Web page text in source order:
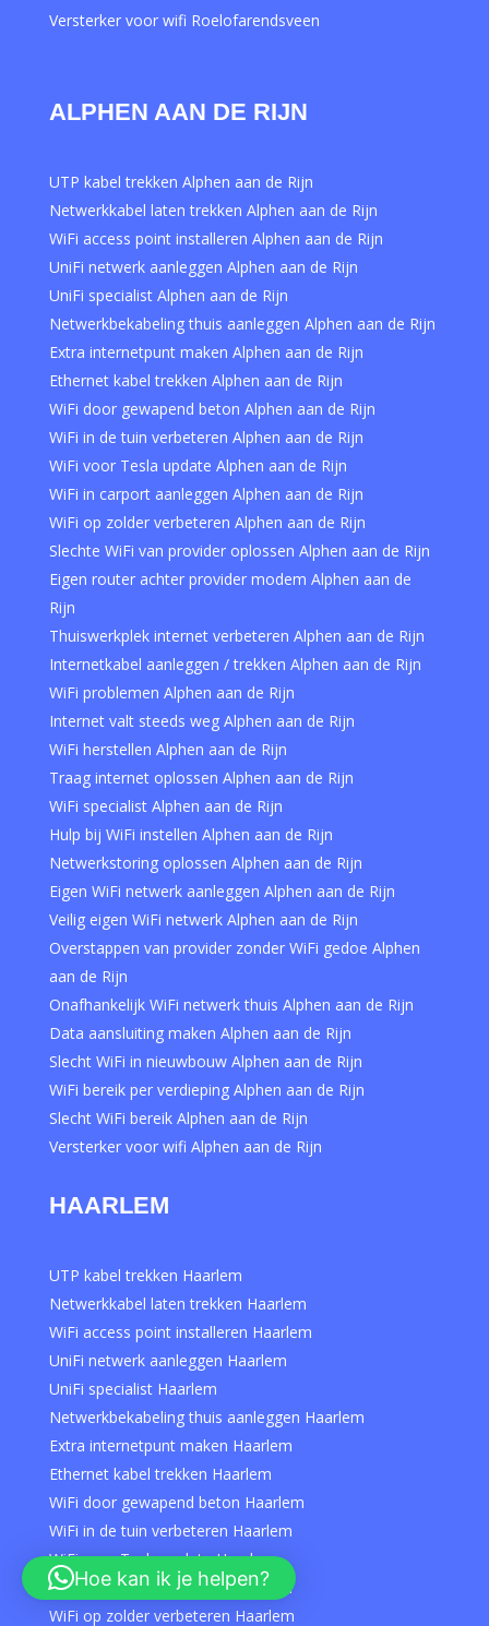
Versterker voor wifi Roelofarendsveen
ALPHEN AAN DE RIJN
UTP kabel trekken Alphen aan de Rijn
Netwerkkabel laten trekken Alphen aan de Rijn
WiFi access point installeren Alphen aan de Rijn
UniFi netwerk aanleggen Alphen aan de Rijn
UniFi specialist Alphen aan de Rijn
Netwerkbekabeling thuis aanleggen Alphen aan de Rijn
Extra internetpunt maken Alphen aan de Rijn
Ethernet kabel trekken Alphen aan de Rijn
WiFi door gewapend beton Alphen aan de Rijn
WiFi in de tuin verbeteren Alphen aan de Rijn
WiFi voor Tesla update Alphen aan de Rijn
WiFi in carport aanleggen Alphen aan de Rijn
WiFi op zolder verbeteren Alphen aan de Rijn
Slechte WiFi van provider oplossen Alphen aan de Rijn
Eigen router achter provider modem Alphen aan de
Rijn
Thuiswerkplek internet verbeteren Alphen aan de Rijn
Internetkabel aanleggen / trekken Alphen aan de Rijn
WiFi problemen Alphen aan de Rijn
Internet valt steeds weg Alphen aan de Rijn
WiFi herstellen Alphen aan de Rijn
Traag internet oplossen Alphen aan de Rijn
WiFi specialist Alphen aan de Rijn
Hulp bij WiFi instellen Alphen aan de Rijn
Netwerkstoring oplossen Alphen aan de Rijn
Eigen WiFi netwerk aanleggen Alphen aan de Rijn
Veilig eigen WiFi netwerk Alphen aan de Rijn
Overstappen van provider zonder WiFi gedoe Alphen
aan de Rijn
Onafhankelijk WiFi netwerk thuis Alphen aan de Rijn
Data aansluiting maken Alphen aan de Rijn
Slecht WiFi in nieuwbouw Alphen aan de Rijn
WiFi bereik per verdieping Alphen aan de Rijn
Slecht WiFi bereik Alphen aan de Rijn
Versterker voor wifi Alphen aan de Rijn
HAARLEM
UTP kabel trekken Haarlem
Netwerkkabel laten trekken Haarlem
WiFi access point installeren Haarlem
UniFi netwerk aanleggen Haarlem
UniFi specialist Haarlem
Netwerkbekabeling thuis aanleggen Haarlem
Extra internetpunt maken Haarlem
Ethernet kabel trekken Haarlem
WiFi door gewapend beton Haarlem
WiFi in de tuin verbeteren Haarlem
WiFi voor Tesla update Haarlem
WiFi in carport aanleggen Haarlem
WiFi op zolder verbeteren Haarlem
Hoe kan ik je helpen?